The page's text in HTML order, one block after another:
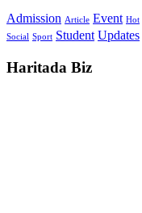
Admission Article Event Hot
Social Sport Student Updates
Haritada Biz